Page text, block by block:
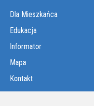
Dla Mieszkańca
Edukacja
Informator
Mapa
Kontakt